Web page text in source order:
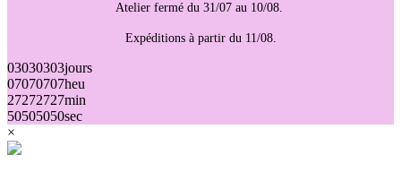
Atelier fermé du 31/07 au 10/08.
Expéditions à partir du 11/08.
03030303jours
07070707heu
27272727min
50505050sec
×